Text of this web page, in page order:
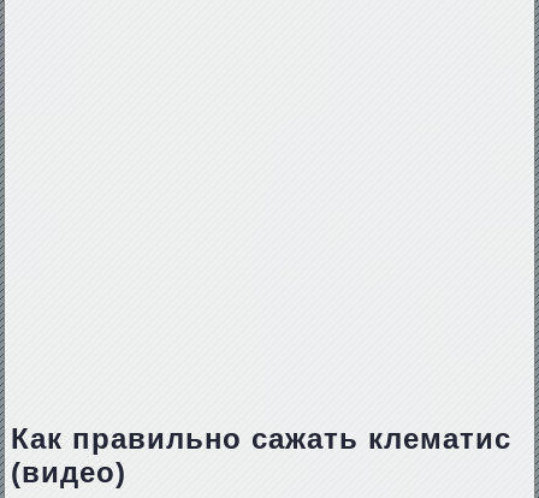
Как правильно сажать клематис
(видео)